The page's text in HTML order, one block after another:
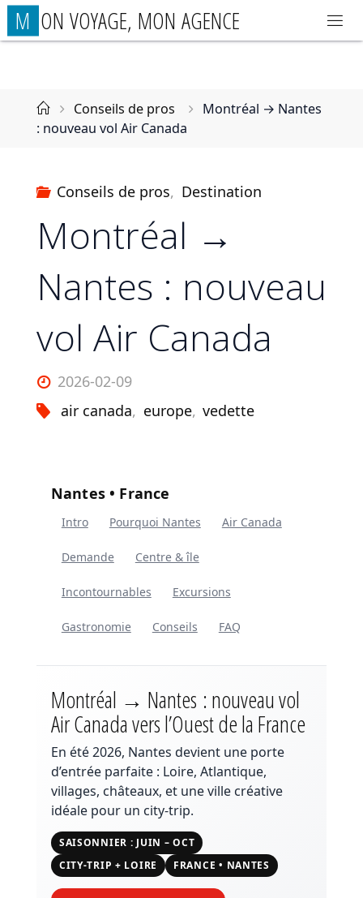
Aller
auM ON VOYAGE, MON AGENCE
AccueilConseils de pros
Montréal → Nantes
: nouveau vol Air Canada
Conseils de pros, Destination
Montréal →
Nantes : nouveau
vol Air Canada
2026-02-09
air canada, europe, vedette
Nantes • France
Intro Pourquoi Nantes Air Canada
Demande Centre & île
Incontournables Excursions
Gastronomie Conseils FAQ
Montréal → Nantes : nouveau vol
Air Canada vers l’Ouest de la France
En été 2026, Nantes devient une porte
d’entrée parfaite : Loire, Atlantique,
villages, châteaux, et une ville créative
idéale pour un city-trip.
SAISONNIER : JUIN – OCT
CITY-TRIP + LOIRE
FRANCE • NANTES